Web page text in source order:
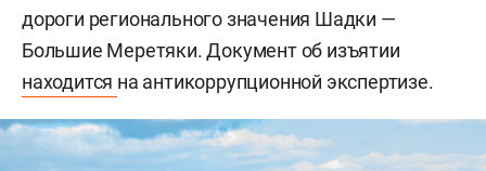
дороги регионального значения Шадки —
Большие Меретяки. Документ об изъятии
находится на антикоррупционной экспертизе.